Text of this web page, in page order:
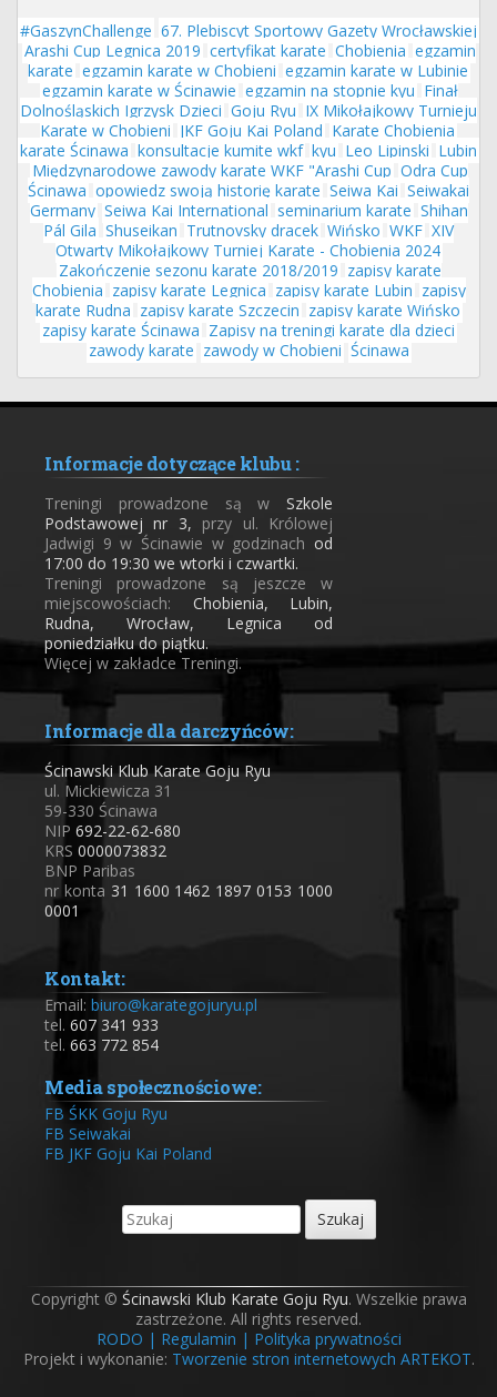
#GaszynChallenge 67. Plebiscyt Sportowy Gazety Wrocławskiej
Arashi Cup Legnica 2019 certyfikat karate Chobienia egzamin
karate egzamin karate w Chobieni egzamin karate w Lubinie
egzamin karate w Ścinawie egzamin na stopnie kyu Finał
Dolnośląskich Igrzysk Dzieci Goju Ryu IX Mikołajkowy Turnieju
Karate w Chobieni JKF Goju Kai Poland Karate Chobienia
karate Ścinawa konsultacje kumite wkf kyu Leo Lipinski Lubin
Międzynarodowe zawody karate WKF "Arashi Cup Odra Cup
Ścinawa opowiedz swoją historię karate Seiwa Kai Seiwakai
Germany Seiwa Kai International seminarium karate Shihan
Pál Gila Shuseikan Trutnovsky dracek Wińsko WKF XIV
Otwarty Mikołajkowy Turniej Karate - Chobienia 2024
Zakończenie sezonu karate 2018/2019 zapisy karate
Chobienia zapisy karate Legnica zapisy karate Lubin zapisy
karate Rudna zapisy karate Szczecin zapisy karate Wińsko
zapisy karate Ścinawa Zapisy na treningi karate dla dzieci
zawody karate zawody w Chobieni Ścinawa
Informacje dotyczące klubu :
Treningi prowadzone są w Szkole
Podstawowej nr 3, przy ul. Królowej
Jadwigi 9 w Ścinawie w godzinach od
17:00 do 19:30 we wtorki i czwartki.
Treningi prowadzone są jeszcze w
miejscowościach: Chobienia, Lubin,
Rudna, Wrocław, Legnica od
poniedziałku do piątku.
Więcej w zakładce Treningi.
Informacje dla darczyńców:
Ścinawski Klub Karate Goju Ryu
ul. Mickiewicza 31
59-330 Ścinawa
NIP 692-22-62-680
KRS 0000073832
BNP Paribas
nr konta 31 1600 1462 1897 0153 1000
0001
Kontakt:
Email: biuro@karategojuryu.pl
tel. 607 341 933
tel. 663 772 854
Media społecznościowe:
FB ŚKK Goju Ryu
FB Seiwakai
FB JKF Goju Kai Poland
Copyright © Ścinawski Klub Karate Goju Ryu. Wszelkie prawa
zastrzeżone. All rights reserved.
RODO | Regulamin | Polityka prywatności
Projekt i wykonanie: Tworzenie stron internetowych ARTEKOT.